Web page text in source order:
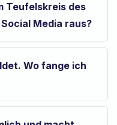
Teufelskreis des
Media raus?
Wo fange ich